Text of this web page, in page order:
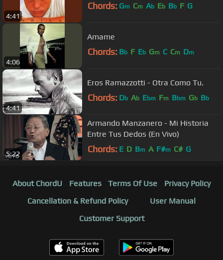
4:41
Chords: Gm Cm Ab Eb Bb F G
4:06
Amame
Chords: Bb F Eb Gm C Cm Dm
4:41
Eros Ramazzotti - Otra Como Tu.
Chords: Db Ab Ebm Fm Bbm Gb Bb
5:22
Armando Manzanero - Mi Historia
Entre Tus Dedos (En Vivo)
Chords: E D Bm A F#m C# G
About ChordU Features Terms Of Use
Privacy Policy
Cancellation & Refund Policy
User Manual
Customer Support